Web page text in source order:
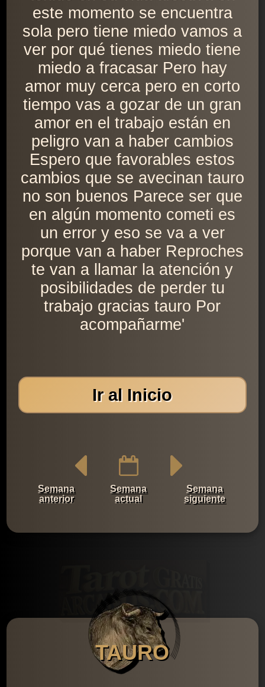
este momento se encuentra
sola pero tiene miedo vamos a
ver por qué tienes miedo tiene
miedo a fracasar Pero hay
amor muy cerca pero en corto
tiempo vas a gozar de un gran
amor en el trabajo están en
peligro van a haber cambios
Espero que favorables estos
cambios que se avecinan tauro
no son buenos Parece ser que
en algún momento cometi es
un error y eso se va a ver
porque van a haber Reproches
te van a llamar la atención y
posibilidades de perder tu
trabajo gracias tauro Por
acompañarme'
Ir al Inicio
Semana
anterior
Semana
actual
Semana
siguiente
TAURO